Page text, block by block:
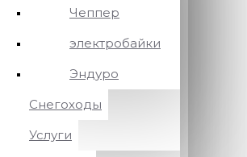
Чеппер
электробайки
Эндуро
Снегоходы
Услуги